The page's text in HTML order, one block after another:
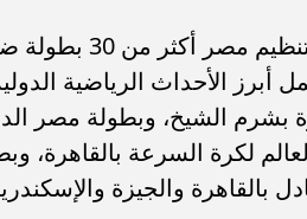
وأشارت
عام 2026، حيث تشمل أبرز الأحداث
بشرم الشيخ، وبطولة مصر
لكرة السرعة بالقاهرة،